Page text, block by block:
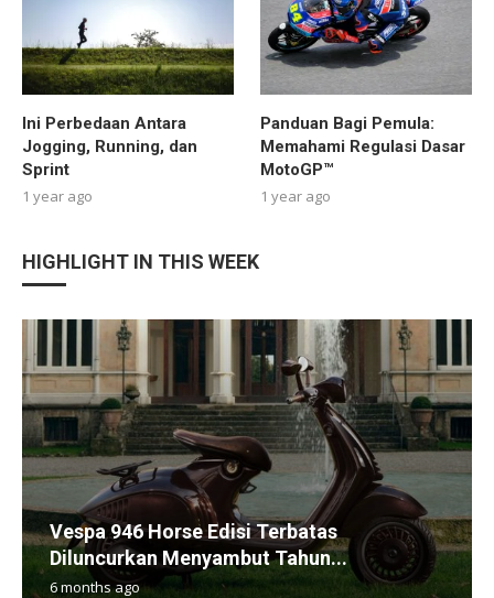
Ini Perbedaan Antara
Jogging, Running, dan
Sprint
1 year ago
Panduan Bagi Pemula:
Memahami Regulasi Dasar
MotoGP™
1 year ago
HIGHLIGHT IN THIS WEEK
Vespa 946 Horse Edisi Terbatas
Diluncurkan Menyambut Tahun...
6 months ago